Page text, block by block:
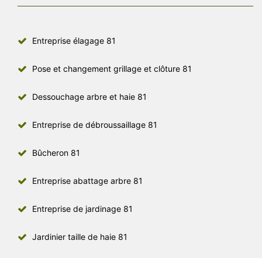
Entreprise élagage 81
Pose et changement grillage et clôture 81
Dessouchage arbre et haie 81
Entreprise de débroussaillage 81
Bûcheron 81
Entreprise abattage arbre 81
Entreprise de jardinage 81
Jardinier taille de haie 81